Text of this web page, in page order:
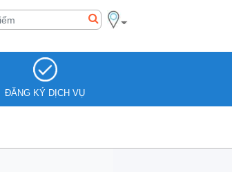
ĐĂNG KÝ DỊCH VỤ